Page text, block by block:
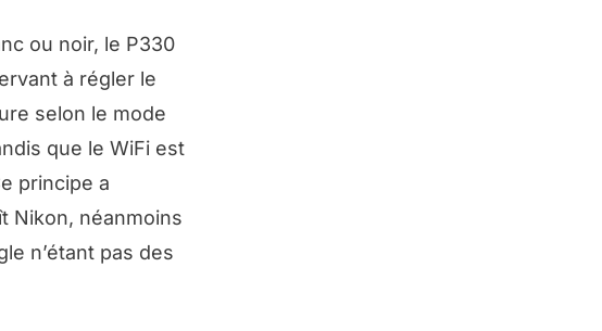
ou noir, le P330
à régler le
selon le mode
que le WiFi est
principe a
Nikon, néanmoins
n’étant pas des